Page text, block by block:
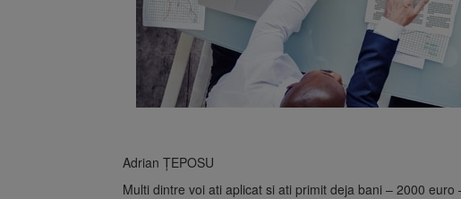
Adrian ȚEPOSU
Multi dintre voi ati aplicat si ati primit deja bani – 2000